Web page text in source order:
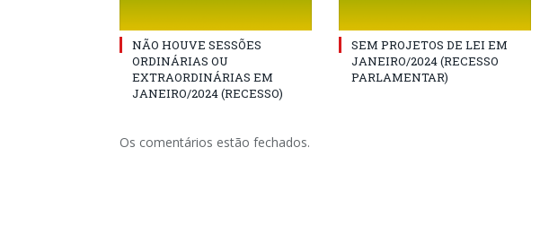
NÃO HOUVE SESSÕES
ORDINÁRIAS OU
EXTRAORDINÁRIAS EM
JANEIRO/2024 (RECESSO)
SEM PROJETOS DE LEI EM
JANEIRO/2024 (RECESSO
PARLAMENTAR)
Os comentários estão fechados.